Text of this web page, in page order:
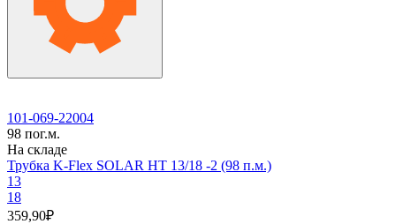
101-069-22004
98 пог.м.
На складе
Трубка K-Flex SOLAR HT 13/18 -2 (98 п.м.)
13
18
359,90₽